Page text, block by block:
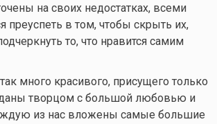
на своих недостатках, всеми
преуспеть в том, чтобы скрыть их,
то, что нравится самим
много красивого, присущего только
творцом с большой любовью и
из нас вложены самые большие